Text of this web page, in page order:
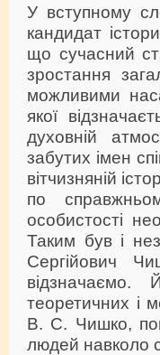
У вступному
кандидат
що сучасний
зростання
можливими
якої
духовній
забутих імен
вітчизняній
по
особистості
Таким був і
Сергійович
теоретичних і
В. С. Чишко,
людей навколо